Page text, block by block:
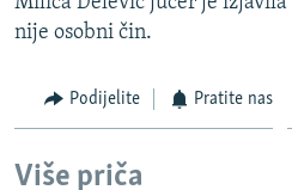
SVE KARTE DEJTONA
NASTANAK I RASPAD JUGOSLAVIJE
nije osobni čin.
Podijelite Pratite nas
Više priča